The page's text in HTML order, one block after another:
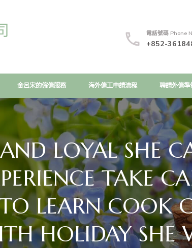
電話號碼 Phone
+852-
金呂宋的僱傭服務 海外傭工申請流程 聘請外傭準
LOYAL SHE
TAKE
LEARN COOK
HOLIDAY SHE